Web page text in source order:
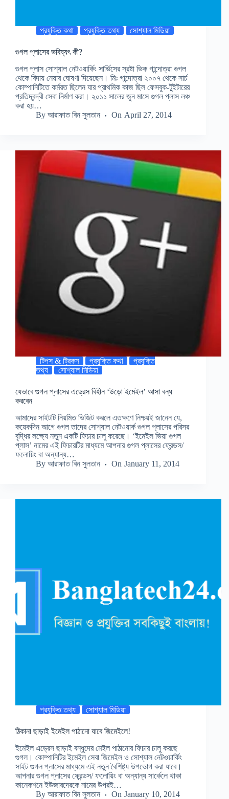
প্রযুক্তি কথা প্রযুক্তি তথ্য সোশ্যাল মিডিয়া
গুগল প্লাসের ভবিষ্যৎ কী?
গুগল প্লাস সোশ্যাল নেটওয়ার্কিং সার্ভিসের স্রষ্টা ভিক গান্দোত্রা গুগল
থেকে বিদায় নেয়ার ঘোষণা দিয়েছেন। মিঃ গান্দোত্রা ২০০৭ থেকে সার্চ
কোম্পানিটিতে কর্মরত ছিলেন যার প্রাথমিক কাজ ছিল ফেসবুক-টুইটারের
প্রতিদ্বন্দ্বী সেবা নির্মাণ করা। ২০১১ সালের জুন মাসে গুগল প্লাস লঞ্চ
করা হয়…
By আরাফাত বিন সুলতান On April 27, 2014
টিপস & ট্রিকস প্রযুক্তি কথা
প্রযুক্তি
তথ্য
সোশ্যাল মিডিয়া
যেভাবে গুগল প্লাসের এড্রেস বিহীন ‘উড়ো ইমেইল’ আসা বন্ধ
করবেন
আমাদের সাইটটি নিয়মিত ভিজিট করলে এতক্ষণে নিশ্চয়ই জানেন যে,
কয়েকদিন আগে গুগল তাদের সোশ্যাল নেটওয়ার্ক গুগল প্লাসের পরিসর
বৃদ্ধির লক্ষ্যে নতুন একটি ফিচার চালু করেছে। ‘ইমেইল ভিয়া গুগল
প্লাস’ নামের এই ফিচারটির মাধ্যমে আপনার গুগল প্লাসের ফ্রেন্ডস/
ফলোয়িং বা অন্যান্য…
By আরাফাত বিন সুলতান On January 11, 2014
প্রযুক্তি তথ্য সোশ্যাল মিডিয়া
ঠিকানা ছাড়াই ইমেইল পাঠানো যাবে জিমেইলে!
ইমেইল এড্রেস ছাড়াই বন্ধুদের মেইল পাঠানোর ফিচার চালু করছে
গুগল। কোম্পানিটির ইমেইল সেবা জিমেইল ও সোশ্যাল নেটওয়ার্কিং
সাইট গুগল প্লাসের মাধ্যমে এই নতুন বৈশিষ্ট্য উপভোগ করা যাবে।
আপনার গুগল প্লাসের ফ্রেন্ডস/ ফলোয়িং বা অন্যান্য সার্কেলে থাকা
কানেকশনে ইউজারদেরকে নামের উপরই…
By আরাফাত বিন সুলতান On January 10, 2014